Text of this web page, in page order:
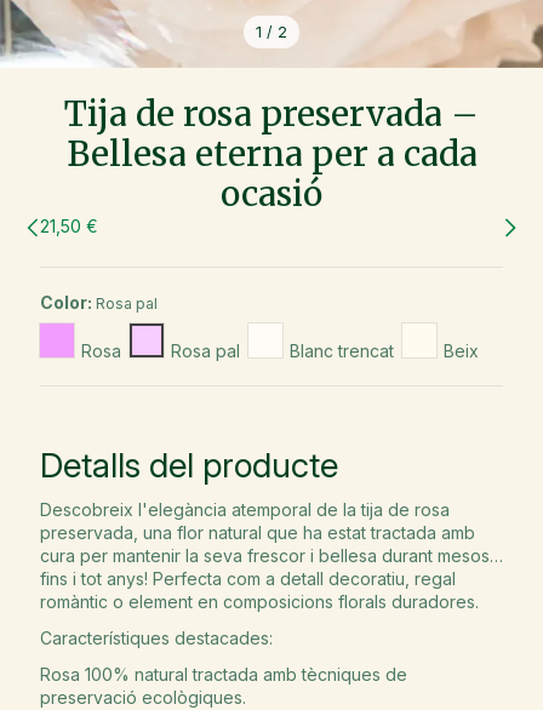
1 / 2
Tija de rosa preservada –
Bellesa eterna per a cada
ocasió
21,50 €
Color: Rosa pal
Rosa Rosa pal Blanc trencat Beix
Detalls del producte
Descobreix l'elegància atemporal de la tija de rosa
preservada, una flor natural que ha estat tractada amb
cura per mantenir la seva frescor i bellesa durant mesos…
fins i tot anys! Perfecta com a detall decoratiu, regal
romàntic o element en composicions florals duradores.
Característiques destacades:
Rosa 100% natural tractada amb tècniques de
preservació ecològiques.